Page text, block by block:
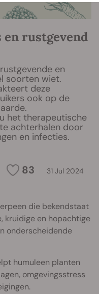
en rustgevend
en
soorten wiet.
deze
ook op de
het therapeutische
achterhalen door
en infecties.
83 31 Jul 2024
die bekendstaat
kruidige en hopachtige
onderscheidende
humuleen planten
omgevingsstress